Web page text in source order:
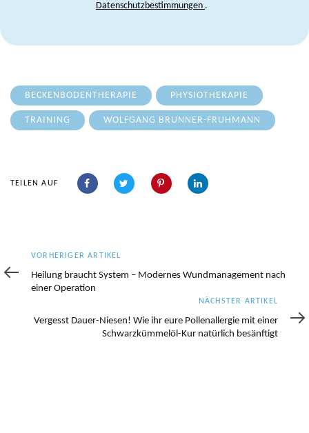
Datenschutzbestimmungen .
BECKENBODENTHERAPIE PHYSIOTHERAPIE
TRAINING WOLFGANG BRUNNER-FRUHMANN
TEILEN AUF
Vorheriger
Artikel
VORHERIGER ARTIKEL
Heilung braucht System – Modernes Wundmanagement nach
einer Operation
Artikel
NÄCHSTER ARTIKEL
Vergesst Dauer-Niesen! Wie ihr eure Pollenallergie mit einer
Schwarzkümmelöl-Kur natürlich besänftigt